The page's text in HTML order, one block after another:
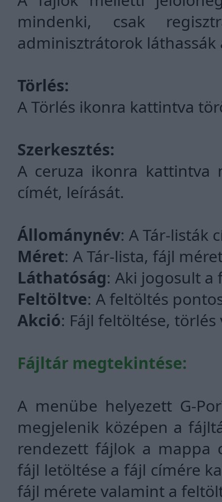
mindenki, csak
adminisztrátorok
Törlés:
A Törlés ikonra kattintva
Szerkesztés:
A ceruza ikonra kattintva
címét, leírását.
Állománynév: A Tár-listák
Méret: A Tár-lista, fájl
Láthatóság: Aki jogosult a
Feltöltve: A feltöltés
Akció: Fájl feltöltése,
Fájltár megtekintése:
A menübe helyezett G-
megjelenik középen a
rendezett fájlok a mappa
fájl letöltése a fájl címére
fájl mérete valamint a